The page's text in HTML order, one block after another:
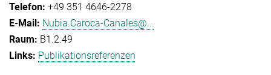
+49 351 4646-2278
Nubia.Caroca-Canales@...
B1.2.49
Publikationsreferenzen